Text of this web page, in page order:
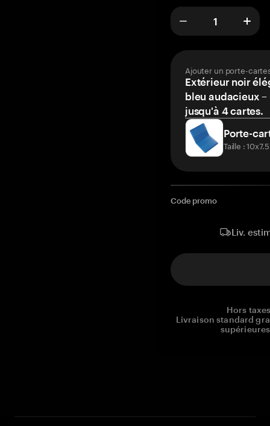
Ajouter un porte-
Extérieur noir
bleu audacieux
jusqu'à 4 cartes.
Porte-
Taille :
Code promo
Liv.
Hors
Livraison standard